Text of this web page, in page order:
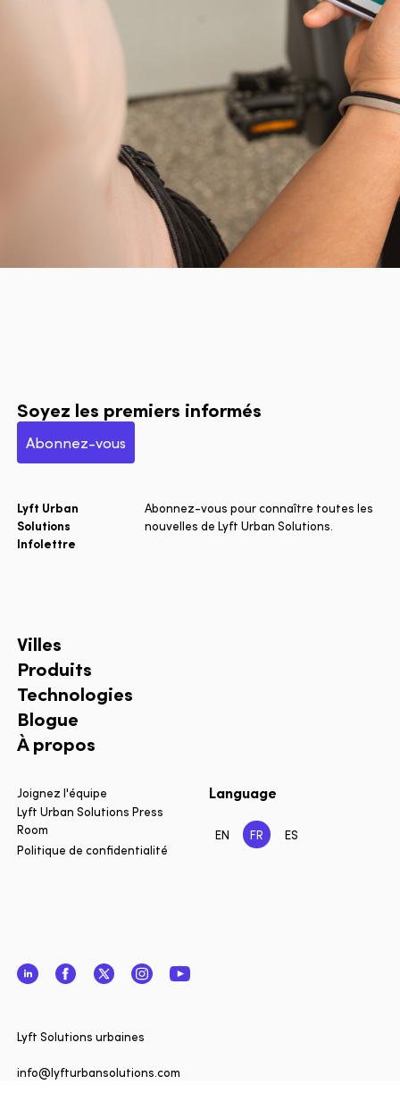
Soyez les premiers informés
Abonnez-vous
Lyft Urban
Solutions
Infolettre
Abonnez-vous pour connaître toutes les
nouvelles de Lyft Urban Solutions.
Villes
Produits
Technologies
Blogue
À propos
Joignez l'équipe
Lyft Urban Solutions Press
Room
Politique de confidentialité
Language
EN FR ES
LinkedInFacebookTwitterInstagramYouTube
Lyft Solutions urbaines
info@lyfturbansolutions.com